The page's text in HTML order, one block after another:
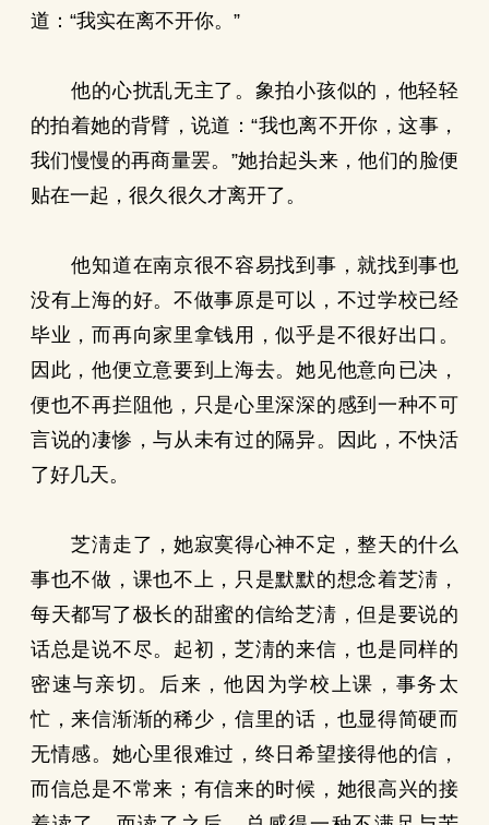
道：“我实在离不开你。”
他的心扰乱无主了。象拍小孩似的，他轻轻
的拍着她的背臂，说道：“我也离不开你，这事，
我们慢慢的再商量罢。”她抬起头来，他们的脸便
贴在一起，很久很久才离开了。
他知道在南京很不容易找到事，就找到事也
没有上海的好。不做事原是可以，不过学校已经
毕业，而再向家里拿钱用，似乎是不很好出口。
因此，他便立意要到上海去。她见他意向已决，
便也不再拦阻他，只是心里深深的感到一种不可
言说的凄惨，与从未有过的隔异。因此，不快活
了好几天。
芝淸走了，她寂寞得心神不定，整天的什么
事也不做，课也不上，只是默默的想念着芝淸，
每天都写了极长的甜蜜的信给芝淸，但是要说的
话总是说不尽。起初，芝淸的来信，也是同样的
密速与亲切。后来，他因为学校上课，事务太
忙，来信渐渐的稀少，信里的话，也显得简硬而
无情感。她心里很难过，终日希望接得他的信，
而信总是不常来；有信来的时候，她很高兴的接